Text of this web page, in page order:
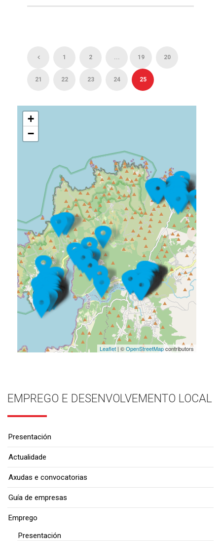
1 2 ... 19 20
21 22 23 24 25
+
−
Leaflet| ©OpenStreetMapcontributors
EMPREGO E DESENVOLVEMENTO LOCAL
Presentación
Actualidade
Axudas e convocatorias
Guía de empresas
Emprego
Presentación